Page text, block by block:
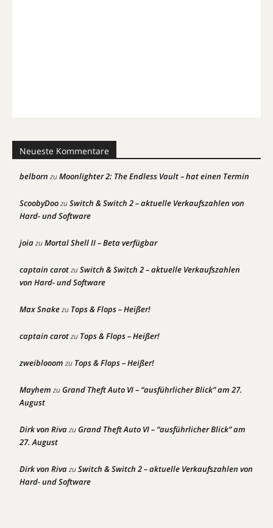
Neueste Kommentare
belborn zuMoonlighter 2: The Endless Vault – hat einen Termin
ScoobyDoozuSwitch & Switch 2 – aktuelle Verkaufszahlen von
Hard- und Software
joiazuMortal Shell II – Beta verfügbar
captain carotzuSwitch & Switch 2 – aktuelle Verkaufszahlen
von Hard- und Software
Max Snakezu Tops & Flops – Heißer!
captain carotzu Tops & Flops – Heißer!
zweiblooom zu Tops & Flops – Heißer!
Mayhem zuGrand Theft Auto VI – “ausführlicher Blick” am 27.
August
Dirk von RivazuGrand Theft Auto VI – “ausführlicher Blick” am
27. August
Dirk von RivazuSwitch & Switch 2 – aktuelle Verkaufszahlen von
Hard- und Software